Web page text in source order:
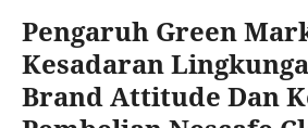
Pengaruh Green
Kesadaran
Brand Attitude Dan